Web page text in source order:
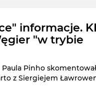
informacje.
"w trybie
Pinho
z Siergiejem